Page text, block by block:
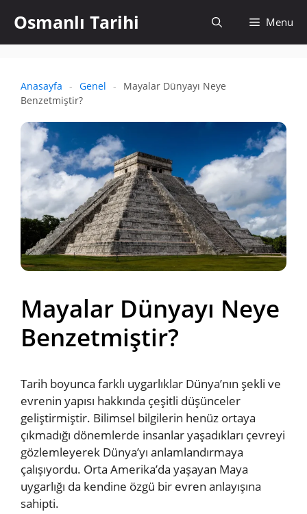
atlaOsmanlı Tarihi Menu
Aramayı
Anasayfa - Genel -
Mayalar Dünyayı Neye
Benzetmiştir?
Mayalar Dünyayı Neye
Benzetmiştir?
Tarih boyunca farklı uygarlıklar Dünya’nın şekli ve
evrenin yapısı hakkında çeşitli düşünceler
geliştirmiştir. Bilimsel bilgilerin henüz ortaya
çıkmadığı dönemlerde insanlar yaşadıkları çevreyi
gözlemleyerek Dünya’yı anlamlandırmaya
çalışıyordu. Orta Amerika’da yaşayan Maya
uygarlığı da kendine özgü bir evren anlayışına
sahipti.